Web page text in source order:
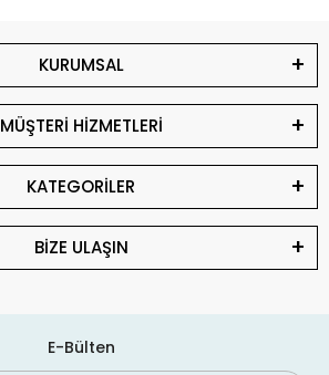
KURUMSAL
MÜŞTERİ HİZMETLERİ
KATEGORİLER
BİZE ULAŞIN
E-Bülten